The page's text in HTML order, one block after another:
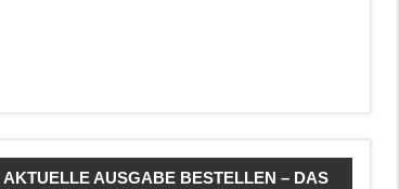
AKTUELLE AUSGABE BESTELLEN – DAS